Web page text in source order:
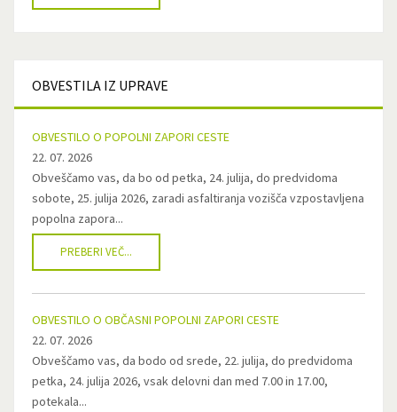
OBVESTILA IZ UPRAVE
OBVESTILO O POPOLNI ZAPORI CESTE
22. 07. 2026
Obveščamo vas, da bo od petka, 24. julija, do predvidoma
sobote, 25. julija 2026, zaradi asfaltiranja vozišča vzpostavljena
popolna zapora...
PREBERI VEČ...
OBVESTILO O OBČASNI POPOLNI ZAPORI CESTE
22. 07. 2026
Obveščamo vas, da bodo od srede, 22. julija, do predvidoma
petka, 24. julija 2026, vsak delovni dan med 7.00 in 17.00,
potekala...